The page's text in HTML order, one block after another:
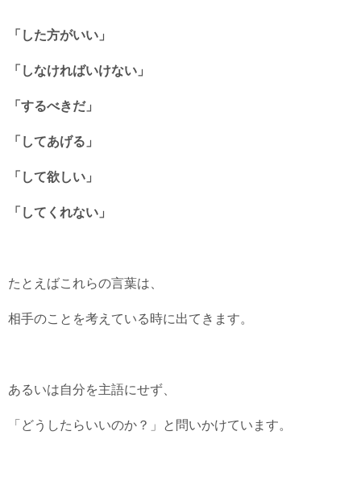
「した方がいい」
「しなければいけない」
「するべきだ」
「してあげる」
「して欲しい」
「してくれない」
たとえばこれらの言葉は、
相手のことを考えている時に出てきます。
あるいは自分を主語にせず、
「どうしたらいいのか？」と問いかけています。